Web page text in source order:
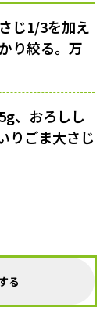
じ1/3を加え
り絞る。万
、おろしし
りごま大さじ
る